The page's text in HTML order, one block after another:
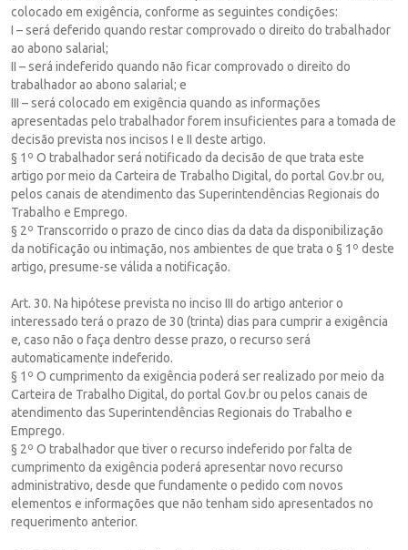
colocado em exigência, conforme as seguintes condições:
I – será deferido quando restar comprovado o direito do trabalhador
ao abono salarial;
II – será indeferido quando não ficar comprovado o direito do
trabalhador ao abono salarial; e
III – será colocado em exigência quando as informações
apresentadas pelo trabalhador forem insuficientes para a tomada de
decisão prevista nos incisos I e II deste artigo.
§ 1º O trabalhador será notificado da decisão de que trata este
artigo por meio da Carteira de Trabalho Digital, do portal Gov.br ou,
pelos canais de atendimento das Superintendências Regionais do
Trabalho e Emprego.
§ 2º Transcorrido o prazo de cinco dias da data da disponibilização
da notificação ou intimação, nos ambientes de que trata o § 1º deste
artigo, presume-se válida a notificação.
Art. 30. Na hipótese prevista no inciso III do artigo anterior o
interessado terá o prazo de 30 (trinta) dias para cumprir a exigência
e, caso não o faça dentro desse prazo, o recurso será
automaticamente indeferido.
§ 1º O cumprimento da exigência poderá ser realizado por meio da
Carteira de Trabalho Digital, do portal Gov.br ou pelos canais de
atendimento das Superintendências Regionais do Trabalho e
Emprego.
§ 2º O trabalhador que tiver o recurso indeferido por falta de
cumprimento da exigência poderá apresentar novo recurso
administrativo, desde que fundamente o pedido com novos
elementos e informações que não tenham sido apresentados no
requerimento anterior.